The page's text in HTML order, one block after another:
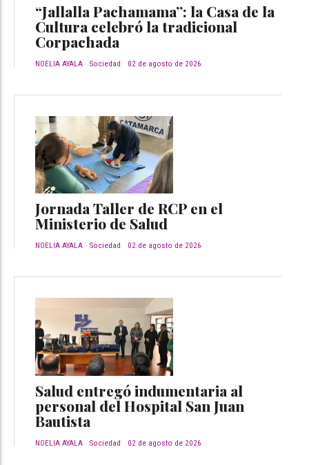
“Jallalla Pachamama”: la Casa de la
Cultura celebró la tradicional
Corpachada
NOELIA AYALA Sociedad 02 de agosto de 2026
Jornada Taller de RCP en el
Ministerio de Salud
NOELIA AYALA Sociedad 02 de agosto de 2026
Salud entregó indumentaria al
personal del Hospital San Juan
Bautista
NOELIA AYALA Sociedad 02 de agosto de 2026